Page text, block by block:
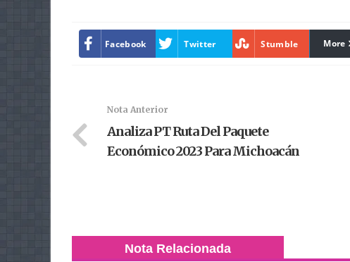
Facebook Twitter Stumble More
Nota Anterior
Analiza PT Ruta Del Paquete
Económico 2023 Para Michoacán
Nota Relacionada